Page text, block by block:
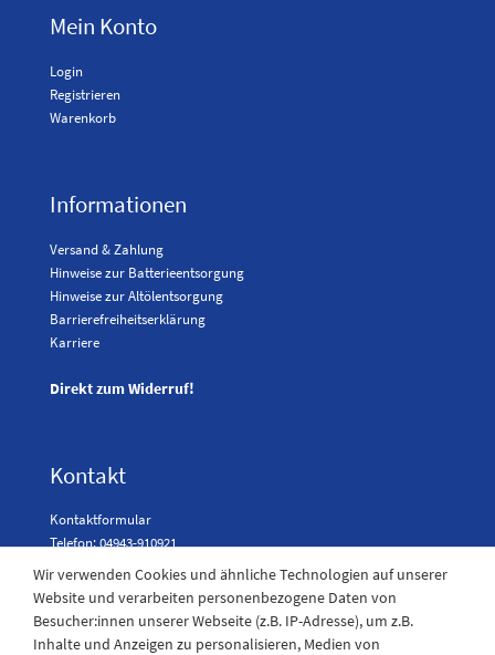
Mein Konto
Login
Registrieren
Warenkorb
Informationen
Versand & Zahlung
Hinweise zur Batterieentsorgung
Hinweise zur Altölentsorgung
Barrierefreiheitserklärung
Karriere
Direkt zum Widerruf!
Kontakt
Kontaktformular
Telefon: 04943-910921
Laden Öffnungszeiten
Wir verwenden Cookies und ähnliche Technologien auf unserer
Website und verarbeiten personenbezogene Daten von
Besucher:innen unserer Webseite (z.B. IP-Adresse), um z.B.
Inhalte und Anzeigen zu personalisieren, Medien von